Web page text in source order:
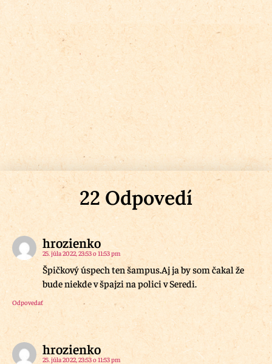
22 Odpovedí
hrozienko
25. júla 2022, 23:53 o 11:53 pm
Špičkový úspech ten šampus.Aj ja by som čakal že
bude niekde v špajzi na polici v Seredi.
Odpovedať
hrozienko
25. júla 2022, 23:53 o 11:53 pm